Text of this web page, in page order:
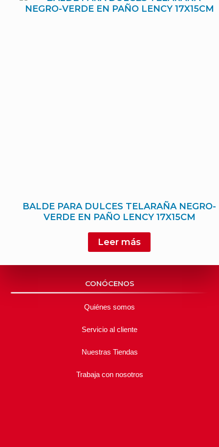
BALDE PARA DULCES TELARAÑA NEGRO-
VERDE EN PAÑO LENCY 17X15CM
Leer más
CONÓCENOS
Quiénes somos
Servicio al cliente
Nuestras Tiendas
Trabaja con nosotros